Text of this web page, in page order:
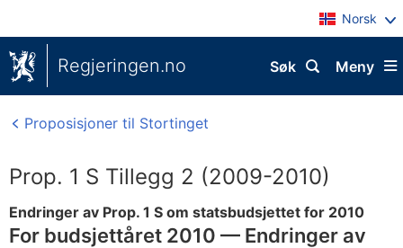
Norsk
Regjeringen.no Meny
Søk
Proposisjoner til Stortinget
Prop. 1 S Tillegg 2 (2009-2010)
Endringer av Prop. 1 S om statsbudsjettet for 2010
For budsjettåret 2010 — Endringer av